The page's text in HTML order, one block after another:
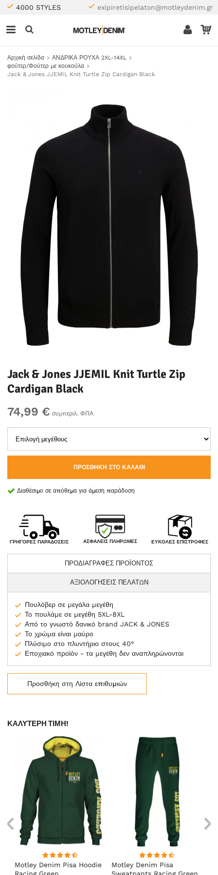
4000 STYLES exipiretisipelaton@motleydenim.gr
Αρχική σελίδα
ΑΝΔΡΙΚΑ ΡΟΥΧΑ 2XL-14XL
φούτερ/Φούτερ με κουκούλα
Jack & Jones JJEMIL Knit Turtle Zip Cardigan Black
Jack & Jones JJEMIL Knit Turtle Zip
Cardigan Black
74,99 € συμπεριλ. ΦΠΑ
ΠΡΟΣΘΉΚΗ ΣΤΟ ΚΑΛΆΘΙ
Διαθέσιμο σε απόθεμα για άμεση παράδοση
ΓΡΉΓΟΡΕΣ ΠΑΡΑΔΌΣΕΙΣ ΑΣΦΑΛΕΊΣ ΠΛΗΡΩΜΈΣ ΕΎΚΟΛΕΣ ΕΠΙΣΤΡΟΦΈΣ
ΠΡΟΔΙΑΓΡΑΦΕΣ ΠΡΟΪΟΝΤΟΣ
ΑΞΙΟΛΟΓΗΣΕΙΣ ΠΕΛΑΤΩΝ
Πουλόβερ σε μεγάλα μεγέθη
Το πουλάμε σε μεγέθη 5XL-8XL
Από το γνωστό δανικό brand JACK & JONES
Το χρώμα είναι μαύρο
Πλύσιμο στο πλυντήριο στους 40°
Εποχιακό προϊόν - τα μεγέθη δεν αναπληρώνονται
Προσθήκη στη Λίστα επιθυμιών
ΚΑΛΎΤΕΡΗ ΤΙΜΉ!
Motley Denim Pisa Hoodie
Motley Denim Pisa